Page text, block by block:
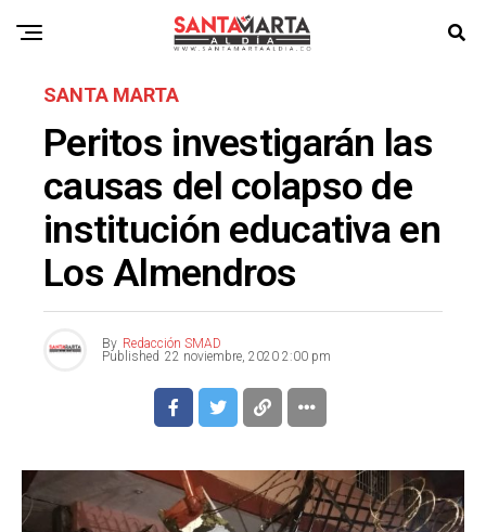
SANTA MARTA
Peritos investigarán las
causas del colapso de
institución educativa en
Los Almendros
By Redacción SMAD
Published 22 noviembre, 2020 2:00 pm